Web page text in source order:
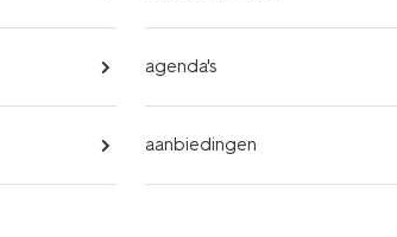
agenda's
aanbiedingen